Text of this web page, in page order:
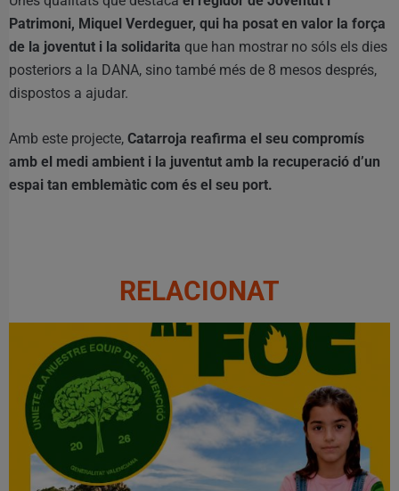
Patrimoni, Miquel Verdeguer, qui ha posat en valor la força
de la joventut i la solidarita que han mostrar no sóls els dies
posteriors a la DANA, sino també més de 8 mesos després,
dispostos a ajudar.
Amb este projecte, Catarroja reafirma el seu compromís
amb el medi ambient i la juventut amb la recuperació d’un
espai tan emblemàtic com és el seu port.
RELACIONAT